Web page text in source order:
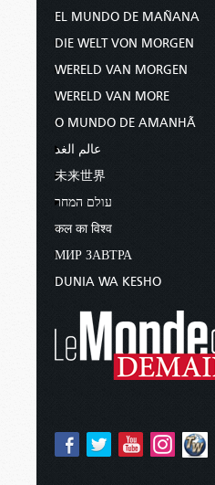
EL MUNDO DE MAÑANA
DIE WELT VON MORGEN
WERELD VAN MORGEN
WERELD VAN MORE
O MUNDO DE AMANHÃ
عالم الغد
未来世界
עולם המחר
कल का विश्व
МИР ЗАВТРА
DUNIA WA KESHO